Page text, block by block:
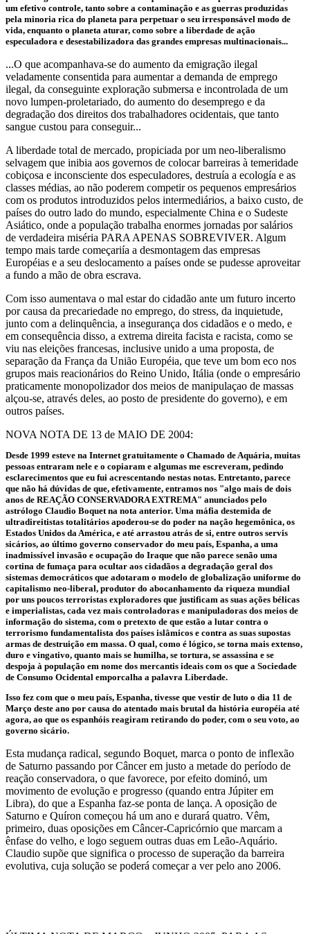
um efetivo controle, tanto sobre a contaminação e as guerras produzidas
pela minoria rica do planeta para perpetuar o seu irresponsável modo de
vida, enquanto o planeta aturar, como sobre a liberdade de ação
especuladora e desestabilizadora das grandes empresas multinacionais...
...O que acompanhava-se do aumento da emigração ilegal
veladamente consentida para aumentar a demanda de emprego
ilegal, da conseguinte exploração submersa e incontrolada de um
novo lumpen-proletariado, do aumento do desemprego e da
degradação dos direitos dos trabalhadores ocidentais, que tanto
sangue custou para conseguir...
A liberdade total de mercado, propiciada por um neo-liberalismo
selvagem que inibia aos governos de colocar barreiras à temeridade
cobiçosa e inconsciente dos especuladores, destruía a ecología e as
classes médias, ao não poderem competir os pequenos empresários
com os produtos introduzidos pelos intermediários, a baixo custo, de
países do outro lado do mundo, especialmente China e o Sudeste
Asiático, onde a população trabalha enormes jornadas por salários
de verdadeira miséria PARA APENAS SOBREVIVER. Algum
tempo mais tarde começariía a desmontagem das empresas
Européias e a seu deslocamento a países onde se pudesse aproveitar
a fundo a mão de obra escrava.
Com isso aumentava o mal estar do cidadão ante um futuro incerto
por causa da precariedade no emprego, do stress, da inquietude,
junto com a delinquência, a insegurança dos cidadãos e o medo, e
em consequência disso, a extrema direita facista e racista, como se
viu nas eleições francesas, inclusive unido a uma proposta, de
separação da França da União Européia, que teve um bom eco nos
grupos mais reacionários do Reino Unido, Itália (onde o empresário
praticamente monopolizador dos meios de manipulaçao de massas
alçou-se, através deles, ao posto de presidente do governo), e em
outros países.
NOVA NOTA DE 13 de MAIO DE 2004:
Desde 1999 esteve na Internet gratuitamente o Chamado de Aquária, muitas
pessoas entraram nele e o copiaram e algumas me escreveram, pedindo
esclarecimentos que eu fui acrescentando nestas notas. Entretanto, parece
que não há dúvidas de que, efetivamente, entramos nos "algo mais de dois
anos de REAÇÃO CONSERVADORA EXTREMA" anunciados pelo
astrólogo Claudio Boquet na nota anterior. Uma máfia destemida de
ultradireitistas totalitários apoderou-se do poder na nação hegemônica, os
Estados Unidos da América, e até arrastou atrás de si, entre outros servis
sicários, ao último governo conservador do meu país, Espanha, a uma
inadmissível invasão e ocupação do Iraque que não parece senão uma
cortina de fumaça para ocultar aos cidadãos a degradação geral dos
sistemas democráticos que adotaram o modelo de globalização uniforme do
capitalismo neo-liberal, produtor do abocanhamento da riqueza mundial
por uns poucos terroristas exploradores que justificam as suas ações bélicas
e imperialistas, cada vez mais controladoras e manipuladoras dos meios de
informação do sistema, com o pretexto de que estão a lutar contra o
terrorismo fundamentalista dos países islâmicos e contra as suas supostas
armas de destruição em massa. O qual, como é lógico, se torna mais extenso,
duro e vingativo, quanto mais se humilha, se tortura, se assassina e se
despoja à população em nome dos mercantis ideais com os que a Sociedade
de Consumo Ocidental emporcalha a palavra Liberdade.
Isso fez com que o meu país, Espanha, tivesse que vestir de luto o dia 11 de
Março deste ano por causa do atentado mais brutal da história européia até
agora, ao que os espanhóis reagiram retirando do poder, com o seu voto, ao
governo sicário.
Esta mudança radical, segundo Boquet, marca o ponto de inflexão
de Saturno passando por Câncer em justo a metade do período de
reação conservadora, o que favorece, por efeito dominó, um
movimento de evolução e progresso (quando entra Júpiter em
Libra), do que a Espanha faz-se ponta de lança. A oposição de
Saturno e Quíron começou há um ano e durará quatro. Vêm,
primeiro, duas oposições em Câncer-Capricórnio que marcam a
ênfase do velho, e logo seguem outras duas em Leão-Aquário.
Claudio supõe que significa o processo de superação da barreira
evolutiva, cuja solução se poderá começar a ver pelo ano 2006.